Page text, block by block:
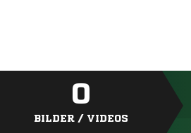
0
BILDER / VIDEOS